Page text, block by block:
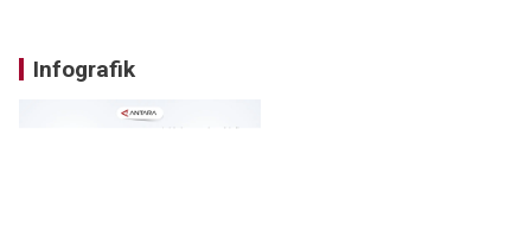
Infografik